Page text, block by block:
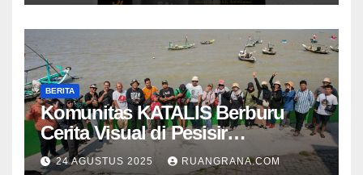
BERITA
Komunitas KATALIS Berburu
Cerita Visual di Pesisir
Nambangan
24 AGUSTUS 2025 RUANGRANA.COM